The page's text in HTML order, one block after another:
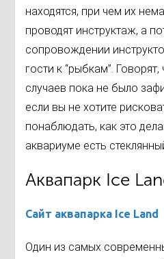
находятся, при чем их
проводят инструктаж, а
сопровождении
гости к “рыбкам”.
случаев пока не было
если вы не хотите
понаблюдать, как это
аквариуме есть
Аквапарк Ice
Сайт аквапарка Ice Land
Один из самых